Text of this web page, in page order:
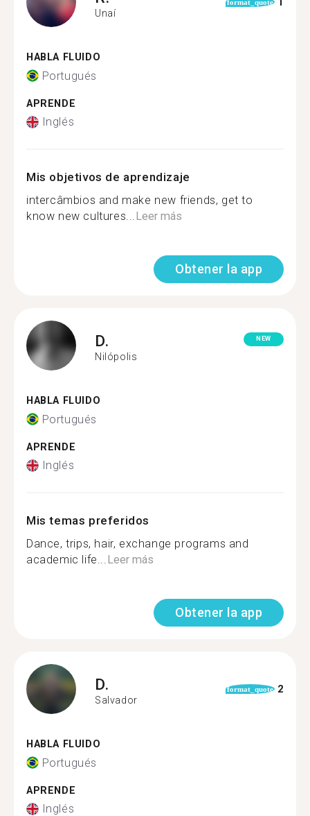
Unaí
format_quote
HABLA FLUIDO
Portugués
APRENDE
Inglés
Mis objetivos de aprendizaje
intercâmbios and make new friends, get to
know new cultures...Leer más
Obtener la app
D.
Nilópolis
NEW
HABLA FLUIDO
Portugués
APRENDE
Inglés
Mis temas preferidos
Dance, trips, hair, exchange programs and
academic life...Leer más
Obtener la app
D.
Salvador
format_quote 2
HABLA FLUIDO
Portugués
APRENDE
Inglés